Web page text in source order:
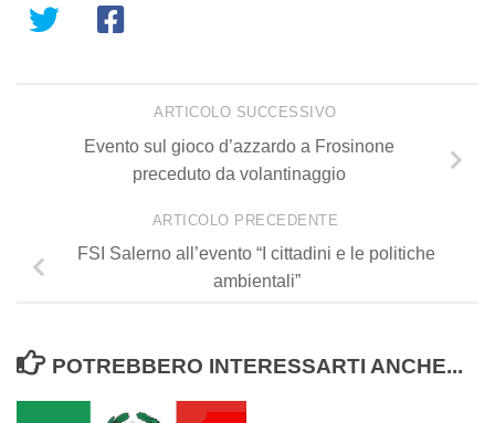
ARTICOLO SUCCESSIVO
Evento sul gioco d’azzardo a Frosinone
preceduto da volantinaggio
ARTICOLO PRECEDENTE
FSI Salerno all’evento “I cittadini e le politiche
ambientali”
POTREBBERO INTERESSARTI ANCHE...